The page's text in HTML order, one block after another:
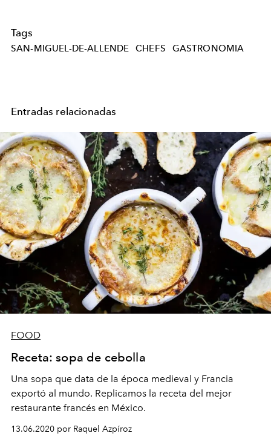
Tags
SAN-MIGUEL-DE-ALLENDE CHEFS GASTRONOMIA
Entradas relacionadas
FOOD
Receta: sopa de cebolla
Una sopa que data de la época medieval y Francia
exportó al mundo. Replicamos la receta del mejor
restaurante francés en México.
13.06.2020 por Raquel Azpíroz